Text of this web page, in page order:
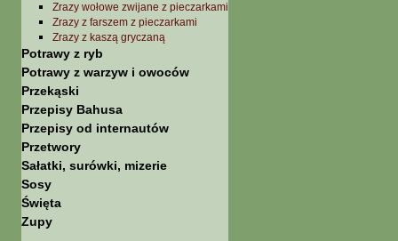
Zrazy wołowe zwijane z pieczarkami
Zrazy z farszem z pieczarkami
Zrazy z kaszą gryczaną
Potrawy z ryb
Potrawy z warzyw i owoców
Przekąski
Przepisy Bahusa
Przepisy od internautów
Przetwory
Sałatki, surówki, mizerie
Sosy
Święta
Zupy